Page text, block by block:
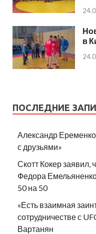
в
ПОСЛЕДНИЕ
Александр
с друзьями»
Скотт Кокер
Федора
50 на 50
«Есть взаимная
сотрудничестве с
Вартанян